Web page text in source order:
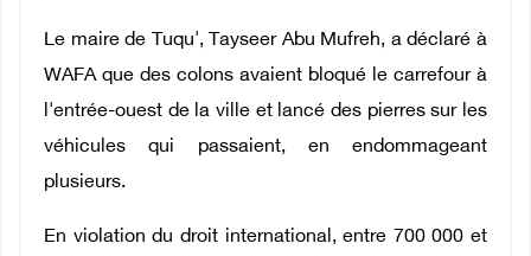
Le maire de Tuqu', Tayseer Abu Mufreh, a déclaré à
WAFA que des colons avaient bloqué le carrefour à
l'entrée-ouest de la ville et lancé des pierres sur les
véhicules qui passaient, en endommageant
plusieurs.
​En violation du droit international, entre 700 000 et